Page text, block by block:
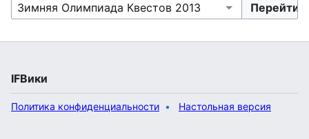
IFВики
Политика конфиденциальности Настольная версия